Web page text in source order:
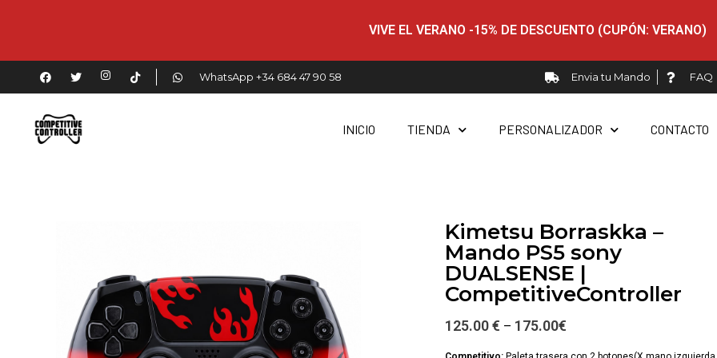
VIVE EL VERANO -15% DE DESCUENTO (CUPÓN: VERANO)
WhatsApp +34 684 47 90 58 Envia tu Mando FAQ
INICIO TIENDA PERSONALIZADOR CONTACTO
Kimetsu Borraskka –
Mando PS5 sony
DUALSENSE |
CompetitiveController
125.00 € – 175.00€